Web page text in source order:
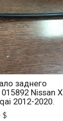
заднего
Nissan
2012-2020.
$